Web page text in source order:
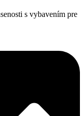
s vybavením pre